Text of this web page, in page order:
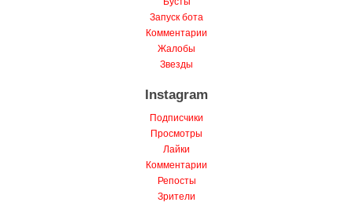
Запуск бота
Комментарии
Жалобы
Звезды
Просмотры
Лайки
Комментарии
Репосты
Зрители